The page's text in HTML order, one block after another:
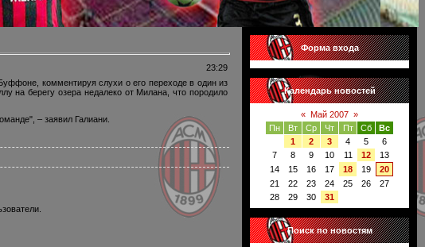
23:29
комментируя слухи о его переходе в один из
на берегу озера недалеко от Милана, что породило
– заявил Галиани.
Форма входа
Календарь новостей
« Май 2007 »
Пн
Вт Ср Чт Пт Сб
Вс
1
2 3 4 5
6
7
8 9 10 11 12
13
14
15 16 17 18 19
20
21
22 23 24 25 26
27
28
29 30 31
Поиск по новостям